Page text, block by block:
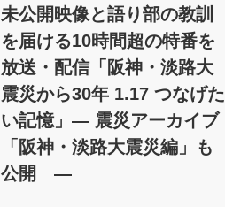
未公開映像と語り部の教訓
を届ける10時間超の特番を
放送・配信「阪神・淡路大
震災から30年 1.17 つなげた
い記憶」― 震災アーカイブ
「阪神・淡路大震災編」も
公開 ―